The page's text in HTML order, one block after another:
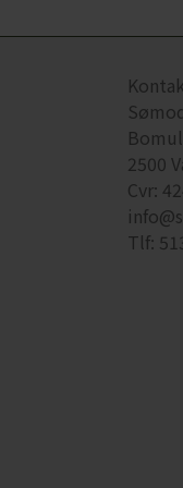
2500
Cvr:
Tlf: